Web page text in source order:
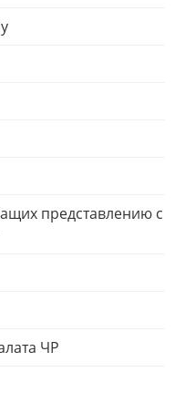
представлению с
ЧР